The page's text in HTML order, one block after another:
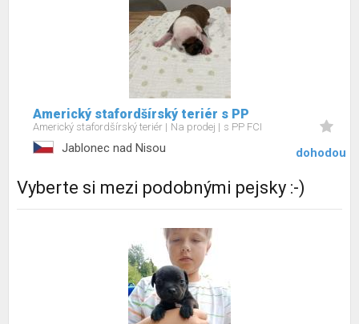
Americký stafordšírský teriér s PP
Americký stafordšírský teriér Na prodej s PP FCI
Jablonec nad Nisou dohodou
Vyberte si mezi podobnými pejsky :-)